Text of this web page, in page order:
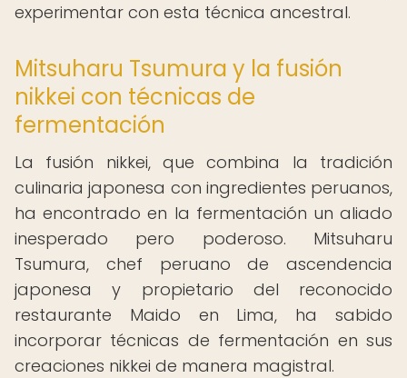
experimentar con esta técnica ancestral.
Mitsuharu Tsumura y la fusión
nikkei con técnicas de
fermentación
La fusión nikkei, que combina la tradición
culinaria japonesa con ingredientes peruanos,
ha encontrado en la fermentación un aliado
inesperado pero poderoso. Mitsuharu
Tsumura, chef peruano de ascendencia
japonesa y propietario del reconocido
restaurante Maido en Lima, ha sabido
incorporar técnicas de fermentación en sus
creaciones nikkei de manera magistral.